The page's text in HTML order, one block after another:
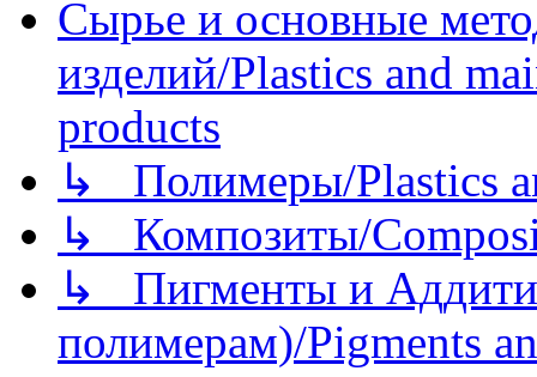
Сырье и основные
изделий/Plastics and
products
↳ Полимеры/Plastics
↳ Композиты/
↳ Пигменты и
полимерам)/Pigments